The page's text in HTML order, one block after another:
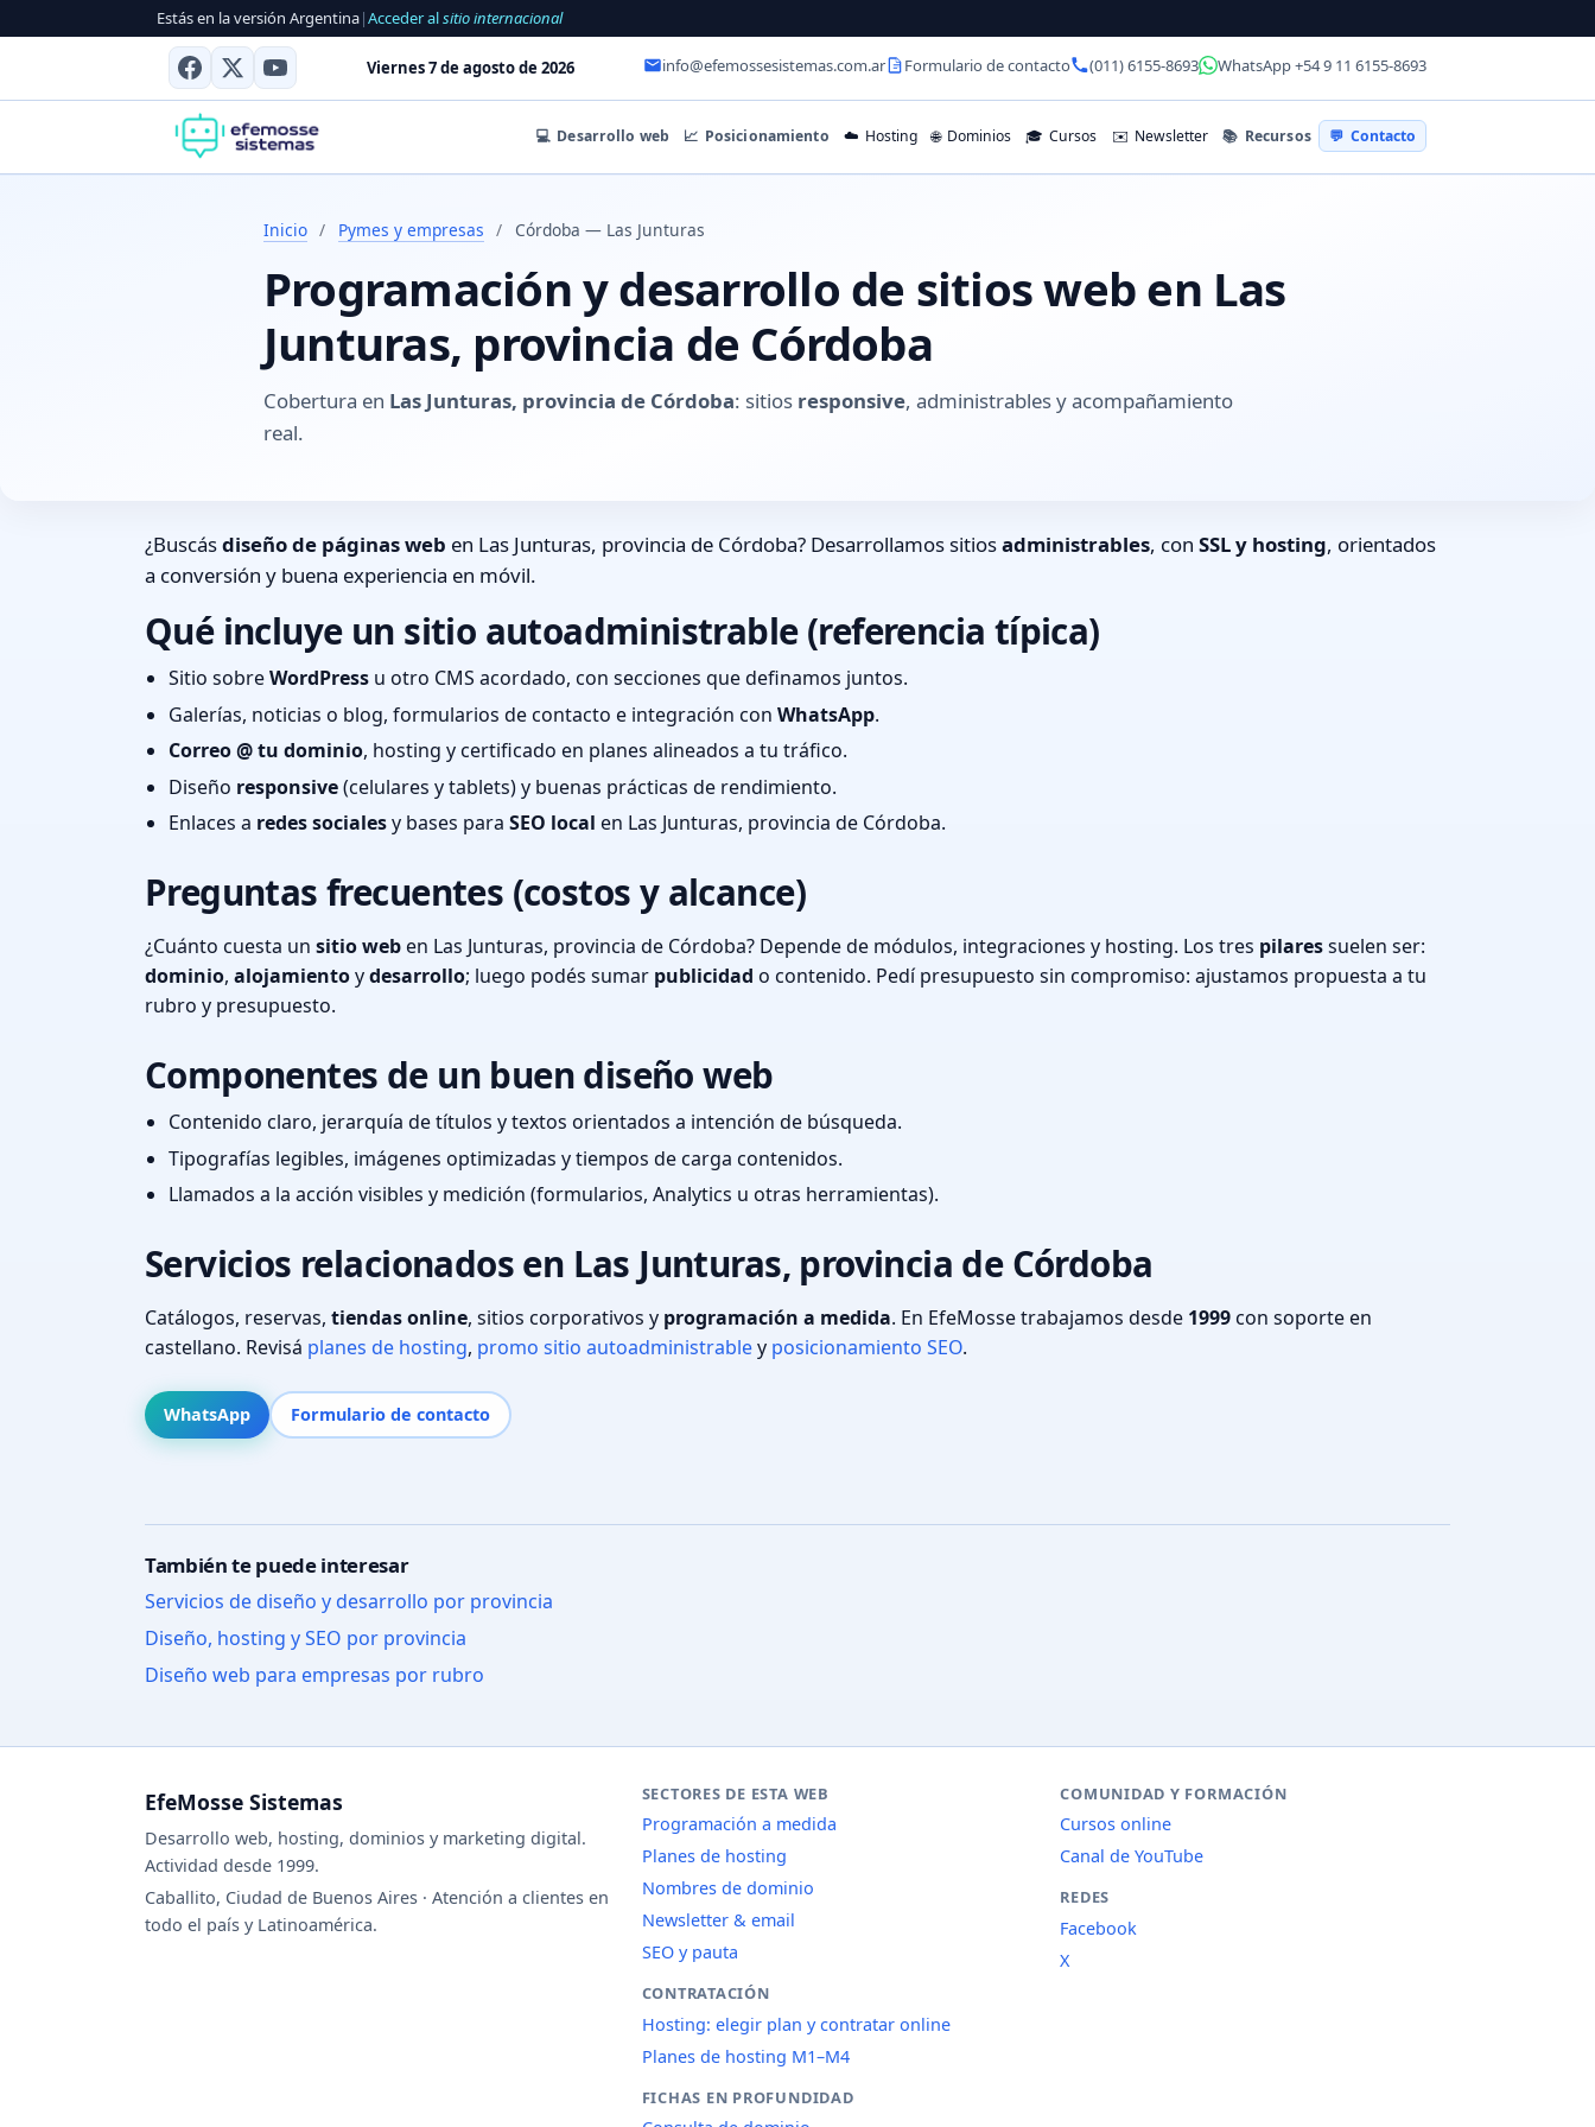
Estás en la versión Argentina|Acceder alsitio internacional
Viernes 7 de agosto de 2026 info@efemossesistemas.com.ar Formulario de contacto (011) 6155-8693 WhatsApp +54 9 11 6155-8693
💻 Desarrollo web 📈 Posicionamiento ☁️ Hosting 🌐 Dominios 🎓 Cursos ✉️ Newsletter 📚 Recursos 💬 Contacto
Inicio / Pymes y empresas / Córdoba — Las Junturas
Programación y desarrollo de sitios web en Las
Junturas, provincia de Córdoba
Cobertura en Las Junturas, provincia de Córdoba: sitios responsive, administrables y acompañamiento
real.
¿Buscásdiseño de páginas web en Las Junturas, provincia de Córdoba? Desarrollamos sitiosadministrables, con SSL y hosting, orientados
a conversión y buena experiencia en móvil.
Qué incluye un sitio autoadministrable (referencia típica)
Sitio sobreWordPress u otro CMS acordado, con secciones que definamos juntos.
Galerías, noticias o blog, formularios de contacto e integración con WhatsApp.
Correo @ tu dominio, hosting y certificado en planes alineados a tu tráfico.
Diseño responsive(celulares y tablets) y buenas prácticas de rendimiento.
Enlaces a redes socialesy bases para SEO local en Las Junturas, provincia de Córdoba.
Preguntas frecuentes (costos y alcance)
¿Cuánto cuesta un sitio weben Las Junturas, provincia de Córdoba? Depende de módulos, integraciones y hosting. Los tres pilaressuelen ser:
dominio, alojamientoydesarrollo; luego podés sumar publicidad o contenido. Pedí presupuesto sin compromiso: ajustamos propuesta a tu
rubro y presupuesto.
Componentes de un buen diseño web
Contenido claro, jerarquía de títulos y textos orientados a intención de búsqueda.
Tipografías legibles, imágenes optimizadas y tiempos de carga contenidos.
Llamados a la acción visibles y medición (formularios, Analytics u otras herramientas).
Servicios relacionados en Las Junturas, provincia de Córdoba
Catálogos, reservas, tiendas online, sitios corporativos y programación a medida. En EfeMosse trabajamos desde 1999con soporte en
castellano. Revisá planes de hosting, promo sitio autoadministrabley posicionamiento SEO.
WhatsApp Formulario de contacto
También te puede interesar
Servicios de diseño y desarrollo por provincia
Diseño, hosting y SEO por provincia
Diseño web para empresas por rubro
EfeMosse Sistemas
Desarrollo web, hosting, dominios y marketing digital.
Actividad desde 1999.
Caballito, Ciudad de Buenos Aires · Atención a clientes en
todo el país y Latinoamérica.
SECTORES DE ESTA WEB
Programación a medida
Planes de hosting
Nombres de dominio
Newsletter & email
SEO y pauta
CONTRATACIÓN
Hosting: elegir plan y contratar online
Planes de hosting M1–M4
FICHAS EN PROFUNDIDAD
COMUNIDAD Y FORMACIÓN
Cursos online
Canal de YouTube
REDES
Facebook
X